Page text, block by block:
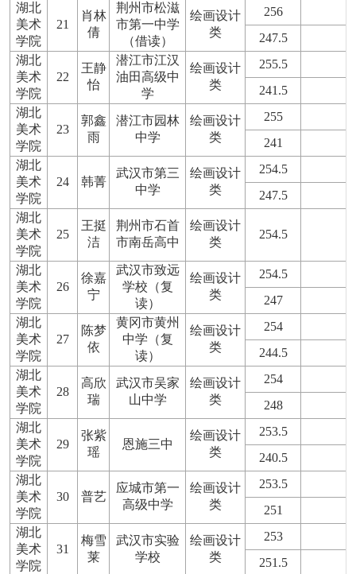
湖北
美术
学院
21
肖林
倩
荆州市松滋
市第一中学
（借读）
绘画设计
类
256
247.5
湖北
美术
学院
22
王静
怡
潜江市江汉
油田高级中
学
绘画设计
类
255.5
241.5
湖北
美术
学院
23
郭鑫
雨
潜江市园林
中学
绘画设计
类
255
241
湖北
美术
学院
24 韩菁
武汉市第三
中学
绘画设计
类
254.5
247.5
湖北
美术
学院
25
王挺
洁
荆州市石首
市南岳高中
绘画设计
类
254.5
湖北
美术
学院
26
徐嘉
宁
武汉市致远
学校（复
读）
绘画设计
类
254.5
247
湖北
美术
学院
27
陈梦
依
黄冈市黄州
中学（复
读）
绘画设计
类
254
244.5
湖北
美术
学院
28
高欣
瑞
武汉市吴家
山中学
绘画设计
类
254
248
湖北
美术
学院
29
张紫
瑶
恩施三中
绘画设计
类
253.5
240.5
湖北
美术
学院
30 普艺
应城市第一
高级中学
绘画设计
类
253.5
251
湖北
美术
学院
31
梅雪
莱
武汉市实验
学校
绘画设计
类
253
251.5